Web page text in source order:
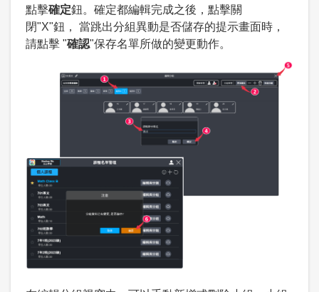
點擊確定鈕。確定都編輯完成之後，點擊關
閉"X"鈕， 當跳出分組異動是否儲存的提示畫面時，
請點擊 "確認"保存名單所做的變更動作。